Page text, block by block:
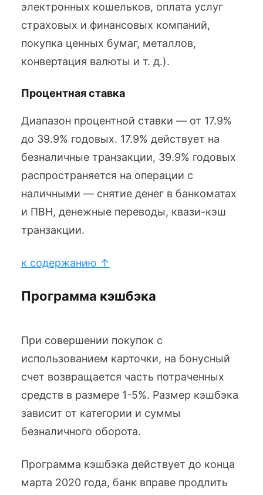
электронных кошельков, оплата услуг
страховых и финансовых компаний,
покупка ценных бумаг, металлов,
конвертация валюты и т. д.).
Процентная ставка
Диапазон процентной ставки — от 17.9%
до 39.9% годовых. 17.9% действует на
безналичные транзакции, 39.9% годовых
распространяется на операции с
наличными — снятие денег в банкоматах
и ПВН, денежные переводы, квази-кэш
транзакции.
к содержанию ↑
Программа кэшбэка
При совершении покупок с
использованием карточки, на бонусный
счет возвращается часть потраченных
средств в размере 1-5%. Размер кэшбэка
зависит от категории и суммы
безналичного оборота.
Программа кэшбэка действует до конца
марта 2020 года, банк вправе продлить